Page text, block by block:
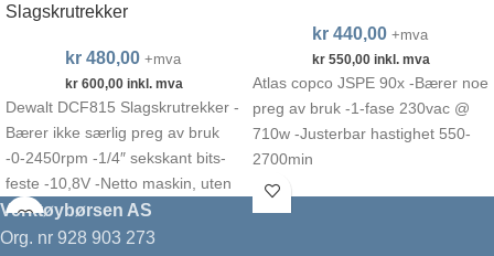
Slagskrutrekker
kr480,00 +mva
kr600,00inkl. mva
Dewalt DCF815 Slagskrutrekker -
Bærer ikke særlig preg av bruk
-0-2450rpm -1/4″ sekskant bits-
feste -10,8V -Netto maskin, uten
batteri og lader
kr440,00 +mva
kr550,00inkl. mva
Atlas copco JSPE 90x -Bærer noe
preg av bruk -1-fase 230vac @
710w -Justerbar hastighet 550-
2700min
Verktøybørsen AS
Org. nr 928 903 273